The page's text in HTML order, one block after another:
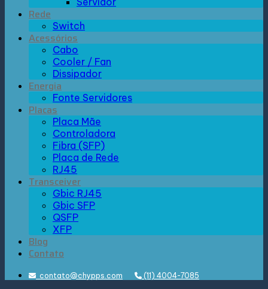
Rede
Switch
Acessórios
Cabo
Cooler / Fan
Dissipador
Energia
Fonte Servidores
Placas
Placa Mãe
Controladora
Fibra (SFP)
Placa de Rede
RJ45
Transceiver
Gbic RJ45
Gbic SFP
QSFP
XFP
Blog
Contato
contato@chypps.com (11) 4004-7085